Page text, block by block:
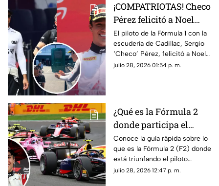
¡COMPATRIOTAS! Checo
Pérez felicitó a Noel
León por su victoria en
el GP de Hungría; esto
fue lo que dijo el de
Cadillac
El piloto de la Fórmula 1 con la
escudería de Cadillac, Sergio
‘Checo’ Pérez, felicitó a Noel
León luego de su triunfo en el
julio 28, 2026 01:54 p. m.
¿Qué es la Fórmula 2
donde participa el
mexicano Noel León?
Lo que debes saber
Conoce la guía rápida sobre lo
que es la Fórmula 2 (F2) donde
está triunfando el piloto
mexicano de 21 años, Noel
julio 28, 2026 12:47 p. m.